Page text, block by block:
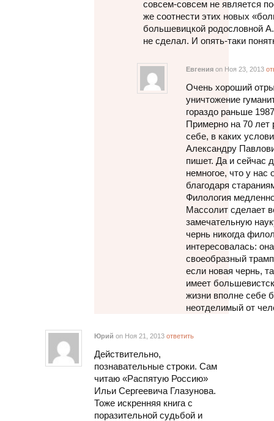
совсем-совсем не является
же соотнести этих новых
большевицкой родословной
не сделал. И опять-таки
Евгения on Ноя 23, 2013
Очень хороший
уничтожение
гораздо раньше
Примерно на 70 лет
себе, в каких
Александру
пишет. Да и сейчас
немногое, что у
благодаря
Филология
Массолит сделает
замечательную
чернь никогда
интересовалась:
своеобразный
если новая чернь,
имеет
жизни вполне себе
неотделимый от
Юрий on Ноя 21, 2013 ответить
Действительно,
познавательные строки. Сам
читаю «Распятую Россию»
Ильи Сергеевича Глазунова.
Тоже искренняя книга с
поразительной судьбой и